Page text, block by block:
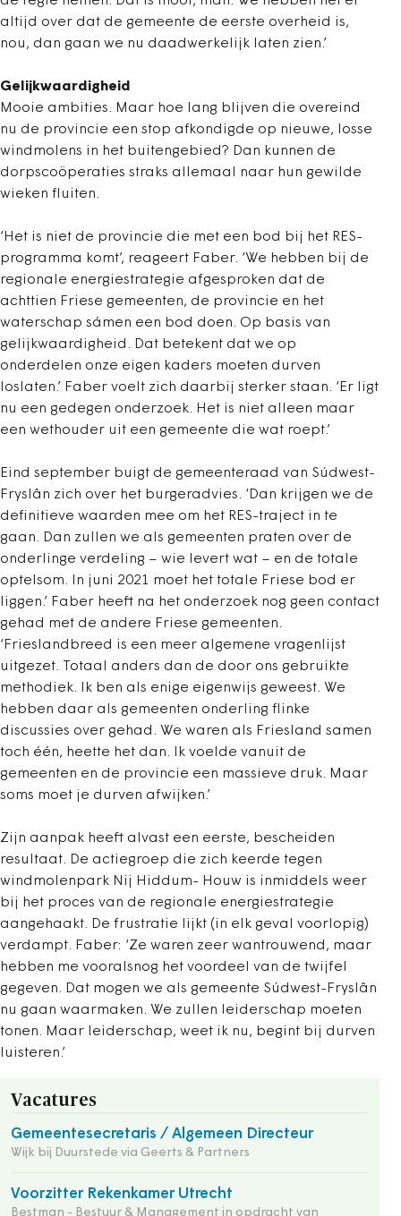
altijd over dat de gemeente de eerste overheid is,
nou, dan gaan we nu daadwerkelijk laten zien.’
Gelijkwaardigheid
Mooie ambities. Maar hoe lang blijven die overeind
nu de provincie een stop afkondigde op nieuwe, losse
windmolens in het buitengebied? Dan kunnen de
dorpscoöperaties straks allemaal naar hun gewilde
wieken fluiten.
‘Het is niet de provincie die met een bod bij het RES-
programma komt’, reageert Faber. ‘We hebben bij de
regionale energiestrategie afgesproken dat de
achttien Friese gemeenten, de provincie en het
waterschap sámen een bod doen. Op basis van
gelijkwaardigheid. Dat betekent dat we op
onderdelen onze eigen kaders moeten durven
loslaten.’ Faber voelt zich daarbij sterker staan. ‘Er ligt
nu een gedegen onderzoek. Het is niet alleen maar
een wethouder uit een gemeente die wat roept.’
Eind september buigt de gemeenteraad van Súdwest-
Fryslân zich over het burgeradvies. ‘Dan krijgen we de
definitieve waarden mee om het RES-traject in te
gaan. Dan zullen we als gemeenten praten over de
onderlinge verdeling – wie levert wat – en de totale
optelsom. In juni 2021 moet het totale Friese bod er
liggen.’ Faber heeft na het onderzoek nog geen contact
gehad met de andere Friese gemeenten.
‘Frieslandbreed is een meer algemene vragenlijst
uitgezet. Totaal anders dan de door ons gebruikte
methodiek. Ik ben als enige eigenwijs geweest. We
hebben daar als gemeenten onderling flinke
discussies over gehad. We waren als Friesland samen
toch één, heette het dan. Ik voelde vanuit de
gemeenten en de provincie een massieve druk. Maar
soms moet je durven afwijken.’
Zijn aanpak heeft alvast een eerste, bescheiden
resultaat. De actiegroep die zich keerde tegen
windmolenpark Nij Hiddum- Houw is inmiddels weer
bij het proces van de regionale energiestrategie
aangehaakt. De frustratie lijkt (in elk geval voorlopig)
verdampt. Faber: ‘Ze waren zeer wantrouwend, maar
hebben me vooralsnog het voordeel van de twijfel
gegeven. Dat mogen we als gemeente Súdwest-Fryslân
nu gaan waarmaken. We zullen leiderschap moeten
tonen. Maar leiderschap, weet ik nu, begint bij durven
luisteren.’
Vacatures
Gemeentesecretaris / Algemeen Directeur
Wijk bij Duurstede via Geerts & Partners
Voorzitter Rekenkamer Utrecht
Bestman - Bestuur & Management in opdracht van